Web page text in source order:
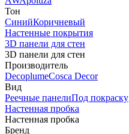
Тон
СинийКоричневый
Настенные покрытия
3D панели для стен
3D панели для стен
Производитель
DecoplumeCosca Decor
Вид
Реечные панелиПод покраску
Настенная пробка
Настенная пробка
Бренд